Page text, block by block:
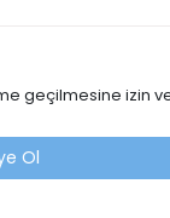
geçilmesine izin
Ol